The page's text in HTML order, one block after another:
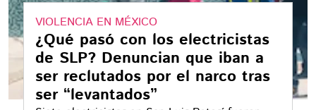
VIOLENCIA EN MÉXICO
¿Qué pasó con los electricistas
de SLP? Denuncian que iban a
ser reclutados por el narco tras
ser “levantados”